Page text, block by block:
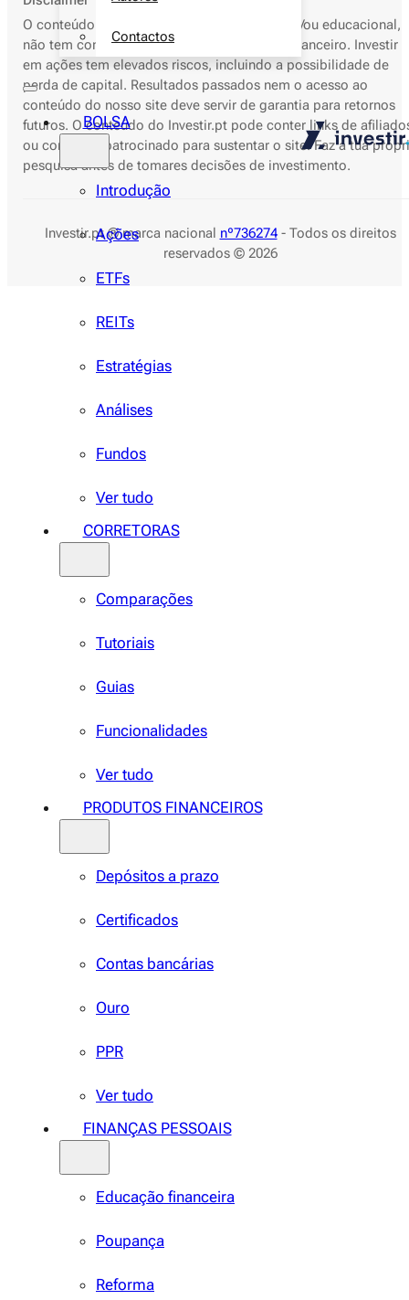
Contactos
BOLSA
Introdução
Ações
ETFs
REITs
Estratégias
Análises
Fundos
Ver tudo
CORRETORAS
Comparações
Tutoriais
Guias
Funcionalidades
Ver tudo
PRODUTOS FINANCEIROS
Depósitos a prazo
Certificados
Contas bancárias
Ouro
PPR
Ver tudo
FINANÇAS PESSOAIS
Educação financeira
Poupança
Reforma
O conteúdo deste site é apenas informativo e/ou educacional,
não tem como objetivo o aconselhamento financeiro. Investir
em ações tem elevados riscos, incluindo a possibilidade de
perda de capital. Resultados passados nem o acesso ao
conteúdo do nosso site deve servir de garantia para retornos
futuros. O conteúdo do Investir.pt pode conter links de
ou conteúdo patrocinado para sustentar o site. Faz a tua
pesquisa antes de tomares decisões de investimento.
Investir.pt ® marca nacional nº736274- Todos os direitos
reservados © 2026